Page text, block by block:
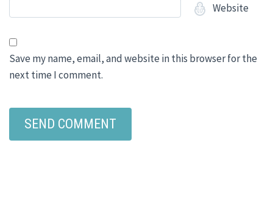
Website
Save my name, email, and website in this browser for the
next time I comment.